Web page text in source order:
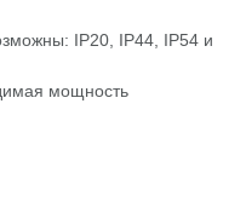
IP20, IP44, IP54 и
мощность